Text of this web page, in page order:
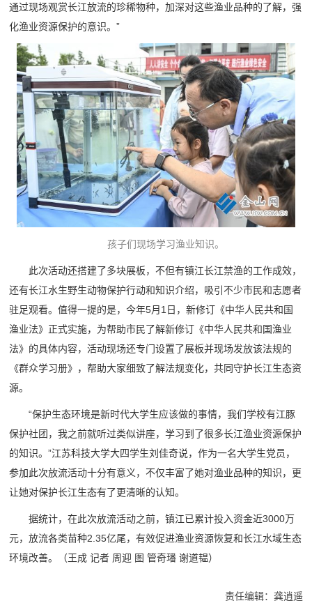
通过现场观赏长江放流的珍稀物种，加深对这些渔业品种的了解，强
化渔业资源保护的意识。”
孩子们现场学习渔业知识。
此次活动还搭建了多块展板，不但有镇江长江禁渔的工作成效，
还有长江水生野生动物保护行动和知识介绍，吸引不少市民和志愿者
驻足观看。值得一提的是，今年5月1日，新修订《中华人民共和国
渔业法》正式实施，为帮助市民了解新修订《中华人民共和国渔业
法》的具体内容，活动现场还专门设置了展板并现场发放该法规的
《群众学习册》，帮助大家细致了解法规变化，共同守护长江生态资
源。
“保护生态环境是新时代大学生应该做的事情，我们学校有江豚
保护社团，我之前就听过类似讲座，学习到了很多长江渔业资源保护
的知识。”江苏科技大学大四学生刘佳奇说，作为一名大学生党员，
参加此次放流活动十分有意义，不仅丰富了她对渔业品种的知识，更
让她对保护长江生态有了更清晰的认知。
据统计，在此次放流活动之前，镇江已累计投入资金近3000万
元，放流各类苗种2.35亿尾，有效促进渔业资源恢复和长江水域生态
环境改善。（王成 记者 周迎 图 管奇璠 谢道韫）
责任编辑：龚逍遥